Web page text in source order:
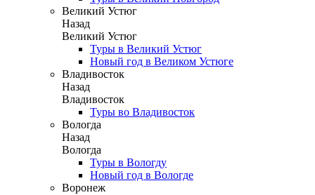
Великий Устюг
Назад
Великий Устюг
Туры в Великий Устюг
Новый год в Великом Устюге
Владивосток
Назад
Владивосток
Туры во Владивосток
Вологда
Назад
Вологда
Туры в Вологду
Новый год в Вологде
Воронеж